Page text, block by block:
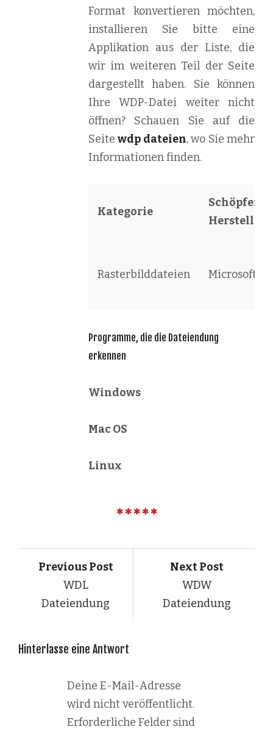
Format konvertieren möchten,
installieren Sie bitte eine
Applikation aus der Liste, die
wir im weiteren Teil der Seite
dargestellt haben. Sie können
Ihre WDP-Datei weiter nicht
öffnen? Schauen Sie auf die
Seitewdp dateien, wo Sie mehr
Informationen finden.
Kategorie
Schöpfer /
Hersteller
Rasterbilddateien Microsoft
Programme, die die Dateiendung
erkennen
Windows
Mac OS
Linux
Previous Post
WDL
Dateiendung
Next Post
WDW
Dateiendung
Hinterlasse eine Antwort
Deine E-Mail-Adresse
wird nicht veröffentlicht.
Erforderliche Felder sind